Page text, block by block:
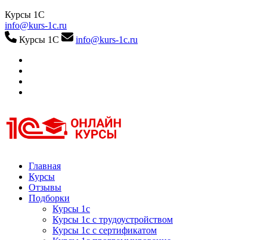
Курсы 1С
info@kurs-1c.ru
Курсы 1С
info@kurs-1c.ru
Курсы 1С
Курсы 1С официальная сертификация
Главная
Курсы
Отзывы
Подборки
Курсы 1с
Курсы 1с с трудоустройством
Курсы 1с с сертификатом